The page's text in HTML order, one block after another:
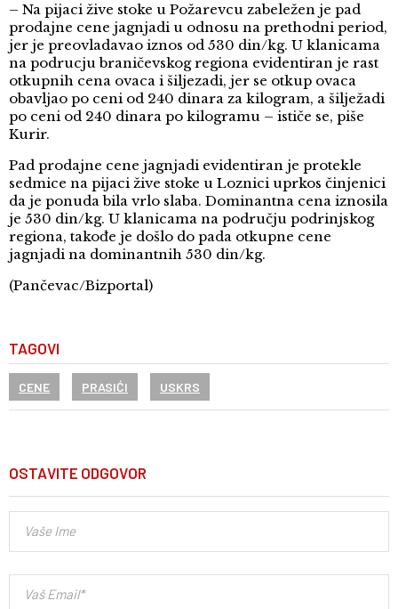
– Na pijaci žive stoke u Požarevcu zabeležen je pad
prodajne cene jagnjadi u odnosu na prethodni period,
jer je preovladavao iznos od 530 din/kg. U klanicama
na podrucju braničevskog regiona evidentiran je rast
otkupnih cena ovaca i šiljezadi, jer se otkup ovaca
obavljao po ceni od 240 dinara za kilogram, a šilježadi
po ceni od 240 dinara po kilogramu – ističe se, piše
Kurir.
Pad prodajne cene jagnjadi evidentiran je protekle
sedmice na pijaci žive stoke u Loznici uprkos činjenici
da je ponuda bila vrlo slaba. Dominantna cena iznosila
je 530 din/kg. U klanicama na području podrinjskog
regiona, takođe je došlo do pada otkupne cene
jagnjadi na dominantnih 530 din/kg.
(Pančevac/Bizportal)
TAGOVI
CENE PRASIĆI USKRS
OSTAVITE ODGOVOR